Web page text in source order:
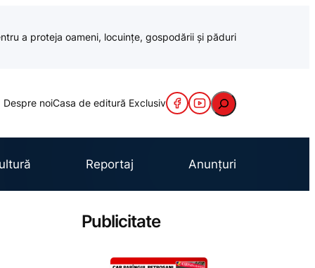
a proteja oameni, locuințe, gospodării și păduri
Despre noiCasa de editură Exclusiv Caută
Reportaj Anunțuri
Publicitate